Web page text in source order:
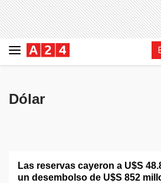
Dólar
Las reservas cayeron a U$S
un desembolso de U$S 852